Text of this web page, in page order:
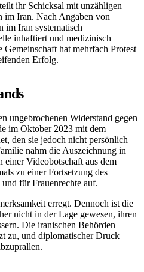
ihr Schicksal mit unzähligen
im Iran. Nach Angaben von
im Iran systematisch
inhaftiert und medizinisch
hat mehrfach Protest
Erfolg.
ungebrochenen Widerstand gegen
im Oktober 2023 mit dem
den sie jedoch nicht persönlich
nahm die Auszeichnung in
einer Videobotschaft aus dem
zu einer Fortsetzung des
für Frauenrechte auf.
erregt. Dennoch ist die
nicht in der Lage gewesen, ihren
Die iranischen Behörden
zu, und diplomatischer Druck